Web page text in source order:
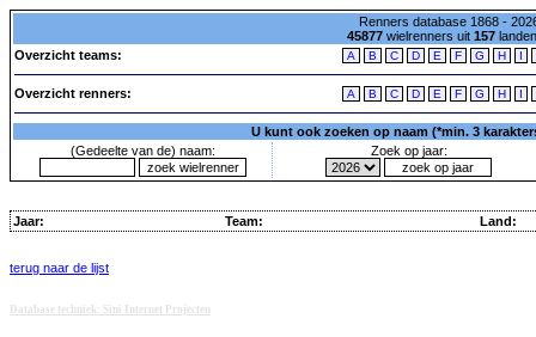
Renners database 1868 -
45877wielrenners uit 157
Overzicht teams:
A B C D E F G H I
Overzicht renners: A B C D E F G H I
U kunt ook zoeken op naam (*min. 3
(Gedeelte van de) naam:
Zoek op jaar:
Jaar: Team: Land:
terug naar de lijst
Database techniek: Sini Internet Projecten